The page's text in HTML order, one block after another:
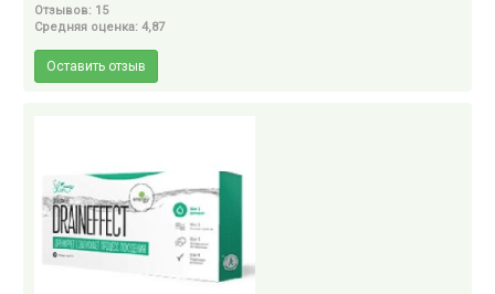
Отзывов: 15
Средняя оценка: 4,87
Оставить отзыв